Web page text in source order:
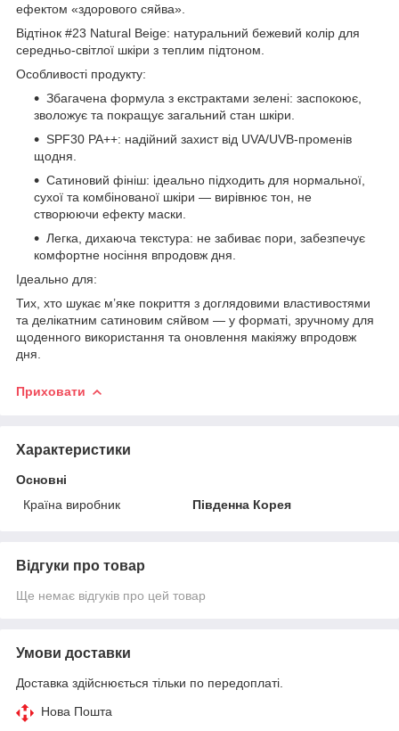
ефектом «здорового сяйва».
Відтінок #23 Natural Beige: натуральний бежевий колір для
середньо-світлої шкіри з теплим підтоном.
Особливості продукту:
Збагачена формула з екстрактами зелені: заспокоює,
зволожує та покращує загальний стан шкіри.
SPF30 PA++: надійний захист від UVA/UVB-променів
щодня.
Сатиновий фініш: ідеально підходить для нормальної,
сухої та комбінованої шкіри — вирівнює тон, не
створюючи ефекту маски.
Легка, дихаюча текстура: не забиває пори, забезпечує
комфортне носіння впродовж дня.
Ідеально для:
Тих, хто шукає м’яке покриття з доглядовими властивостями
та делікатним сатиновим сяйвом — у форматі, зручному для
щоденного використання та оновлення макіяжу впродовж
дня.
Приховати
Характеристики
Основні
Країна виробник
Південна Корея
Відгуки про товар
Ще немає відгуків про цей товар
Умови доставки
Доставка здійснюється тільки по передоплаті.
Нова Пошта